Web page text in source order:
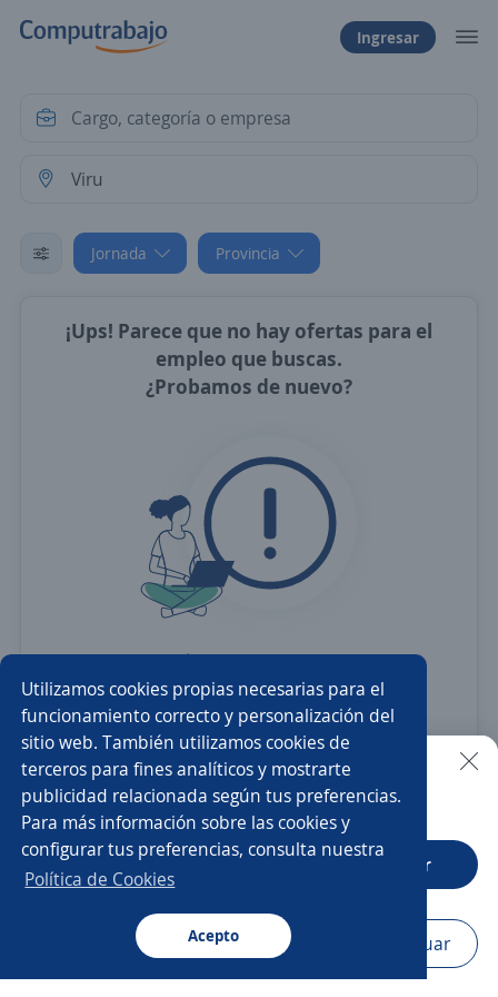
Ingresar
Buscar Postulaciones Avisos Favoritos
Jornada Provincia
¡Ups! Parece que no hay ofertas para el
empleo que buscas.
¿Probamos de nuevo?
Revisala ortografía
Usa sinónimos o cargos
más generales
Ajusta los filtros seleccionados
O crea una alertay te avisamos cuando haya una
vacante con tus criterios
Nuevas ofertas de empleo
Buscar es más fácil en la app
CT App Abrir
Navegador Continuar
Utilizamos cookies propias necesarias para el
funcionamiento correcto y personalización del
sitio web. También utilizamos cookies de
terceros para fines analíticos y mostrarte
publicidad relacionada según tus preferencias.
Para más información sobre las cookies y
configurar tus preferencias, consulta nuestra
Política de Cookies
Acepto